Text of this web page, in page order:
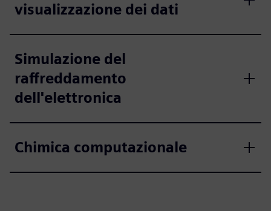
visualizzazione dei dati
Simulazione del
raffreddamento
dell'elettronica
Chimica computazionale